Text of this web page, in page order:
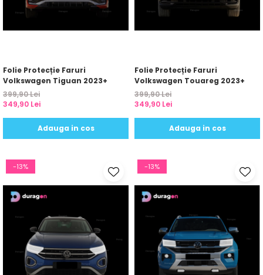
Folie Protecție Faruri
Volkswagen Tiguan 2023+
399,90 Lei
349,90 Lei
Adauga in cos
Folie Protecție Faruri
Volkswagen Touareg 2023+
399,90 Lei
349,90 Lei
Adauga in cos
-13% -13%